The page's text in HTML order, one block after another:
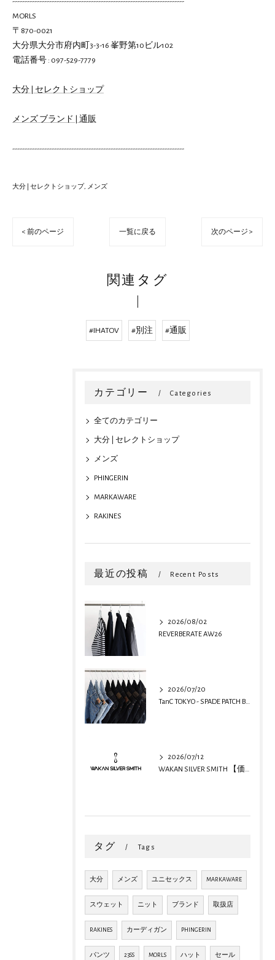
MORLS
〒870-0021
大分県大分市府内町3-3-16 峯野第10ビル102
電話番号 : 097-529-7779
大分 | セレクトショップ
メンズ ブランド | 通販
----------------------------------------------------------------------
大分 | セレクトショップ メンズ
< 前のページ 一覧に戻る 次のページ >
関連タグ
#IHATOV #別注 #通販
カテゴリー Categories
全てのカテゴリー
大分 | セレクトショップ
メンズ
PHINGERIN
MARKAWARE
RAKINES
最近の投稿 Recent Posts
2026/08/02
REVERBERATE AW26
2026/07/20
TanC TOKYO - SPADE PATCH BUGGY REMAKE DENIM
2026/07/12
WAKAN SILVER SMITH 【価格改定のお知らせ】
タグ Tags
大分 メンズ ユニセックス MARKAWARE
スウェット ニット ブランド 取扱店
RAKINES カーディガン PHINGERIN
パンツ 23SS MORLS ハット セール